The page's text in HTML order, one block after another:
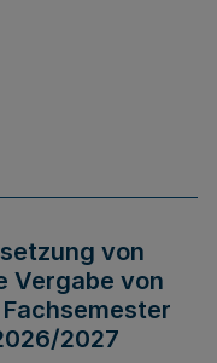
von
Vergabe von
2027